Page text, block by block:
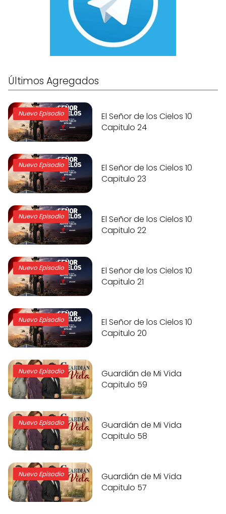
Últimos Agregados
Nuevo Episodio
El Señor de los Cielos 10
Capitulo 24
Nuevo Episodio
El Señor de los Cielos 10
Capitulo 23
Nuevo Episodio
El Señor de los Cielos 10
Capitulo 22
Nuevo Episodio
El Señor de los Cielos 10
Capitulo 21
Nuevo Episodio
El Señor de los Cielos 10
Capitulo 20
Nuevo Episodio
Guardián de Mi Vida
Capitulo 59
Nuevo Episodio
Guardián de Mi Vida
Capitulo 58
Nuevo Episodio
Guardián de Mi Vida
Capitulo 57